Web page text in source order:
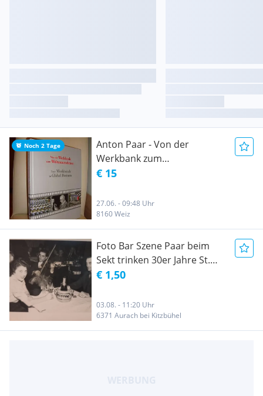
Noch 2 Tage
Anton Paar - Von der
Werkbank zum
Weltunternehmen
€ 15
27.06. - 09:48 Uhr
8160 Weiz
Foto Bar Szene Paar beim
Sekt trinken 30er Jahre St.
Anton
€ 1,50
03.08. - 11:20 Uhr
6371 Aurach bei Kitzbühel